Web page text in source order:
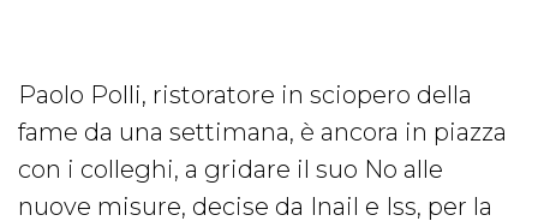
Paolo Polli, ristoratore in sciopero della
fame da una settimana, è ancora in piazza
con i colleghi, a gridare il suo No alle
nuove misure, decise da Inail e Iss, per la